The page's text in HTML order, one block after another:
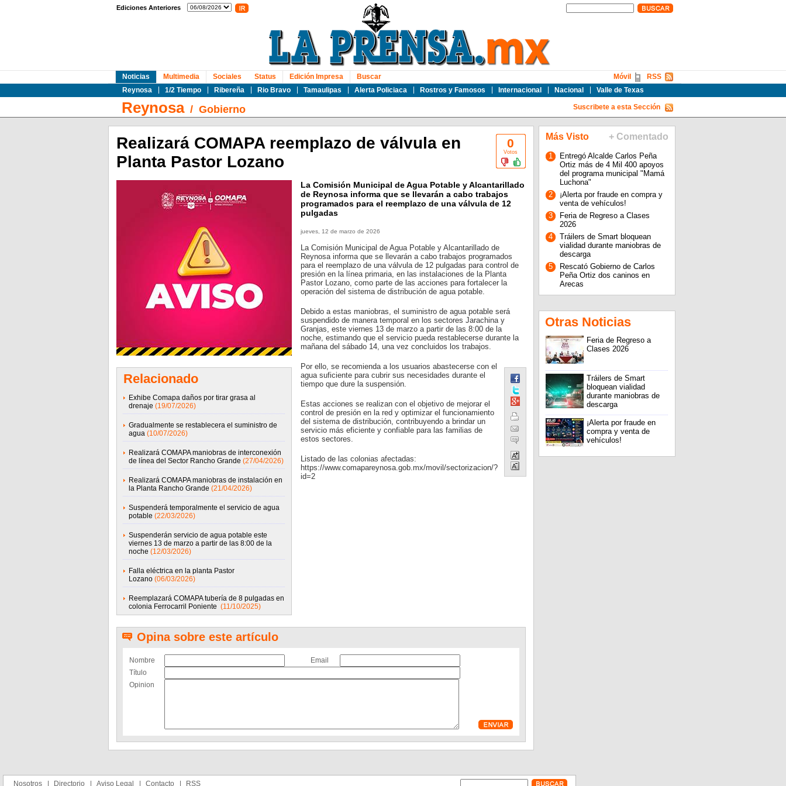
Ediciones Anteriores
Noticias
Reynosa
1/2 Tiempo Ribereña Rio Bravo Tamaulipas Alerta Policiaca Rostros y Famosos Internacional Nacional Valle de Texas
Multimedia Sociales Status Edición Impresa Buscar RSS
Móvil
Reynosa/ Gobierno Suscribete a esta Sección
0
Votos
Realizará COMAPA reemplazo de válvula en
Planta Pastor Lozano
Relacionado
Exhibe Comapa daños por tirar grasa al
drenaje (19/07/2026)
Gradualmente se restablecera el suministro de
agua (10/07/2026)
Realizará COMAPA maniobras de interconexión
de línea del Sector Rancho Grande (27/04/2026)
Realizará COMAPA maniobras de instalación en
la Planta Rancho Grande (21/04/2026)
Suspenderá temporalmente el servicio de agua
potable (22/03/2026)
Suspenderán servicio de agua potable este
viernes 13 de marzo a partir de las 8:00 de la
noche (12/03/2026)
Falla eléctrica en la planta Pastor
Lozano (06/03/2026)
Reemplazará COMAPA tubería de 8 pulgadas en
colonia Ferrocarril Poniente (11/10/2025)
La Comisión Municipal de Agua Potable y Alcantarillado
de Reynosa informa que se llevarán a cabo trabajos
programados para el reemplazo de una válvula de 12
pulgadas
jueves, 12 de marzo de 2026
La Comisión Municipal de Agua Potable y Alcantarillado de
Reynosa informa que se llevarán a cabo trabajos programados
para el reemplazo de una válvula de 12 pulgadas para control de
presión en la línea primaria, en las instalaciones de la Planta
Pastor Lozano, como parte de las acciones para fortalecer la
operación del sistema de distribución de agua potable.
Debido a estas maniobras, el suministro de agua potable será
suspendido de manera temporal en los sectores Jarachina y
Granjas, este viernes 13 de marzo a partir de las 8:00 de la
noche, estimando que el servicio pueda restablecerse durante la
mañana del sábado 14, una vez concluidos los trabajos.
Por ello, se recomienda a los usuarios abastecerse con el
agua suficiente para cubrir sus necesidades durante el
tiempo que dure la suspensión.
Estas acciones se realizan con el objetivo de mejorar el
control de presión en la red y optimizar el funcionamiento
del sistema de distribución, contribuyendo a brindar un
servicio más eficiente y confiable para las familias de
estos sectores.
Listado de las colonias afectadas:
https://www.comapareynosa.gob.mx/movil/sectorizacion/?
id=2
Opina sobre este artículo
Nombre
Email
Título
Opinion
Más Visto + Comentado
1
Entregó Alcalde Carlos Peña
Ortiz más de 4 Mil 400 apoyos
del programa municipal "Mamá
Luchona"
2
¡Alerta por fraude en compra y
venta de vehículos!
3
Feria de Regreso a Clases
2026
4
Tráilers de Smart bloquean
vialidad durante maniobras de
descarga
5
Rescató Gobierno de Carlos
Peña Ortiz dos caninos en
Arecas
Otras Noticias
Feria de Regreso a
Clases 2026
Tráilers de Smart
bloquean vialidad
durante maniobras de
descarga
¡Alerta por fraude en
compra y venta de
vehículos!
Nosotros Directorio Aviso Legal Contacto RSS